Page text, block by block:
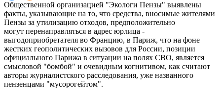
Общественной организацией "Экологи Пензы" выявлены
факты, указывающие на то, что средства, вносимые жителями
Пензы за утилизацию отходов, предположительно
могут перенаправляться в адрес юрлица -
выгодоприобретателя во Францию, в Париж, что на фоне
жестких геополитических вызовов для России, позиции
официального Парижа в ситуации на полях СВО, является
смысловой "бомбой" и очевидным когнитивом, как считают
авторы журналистского расследования, уже названного
пензенцами "мусорогейтом".